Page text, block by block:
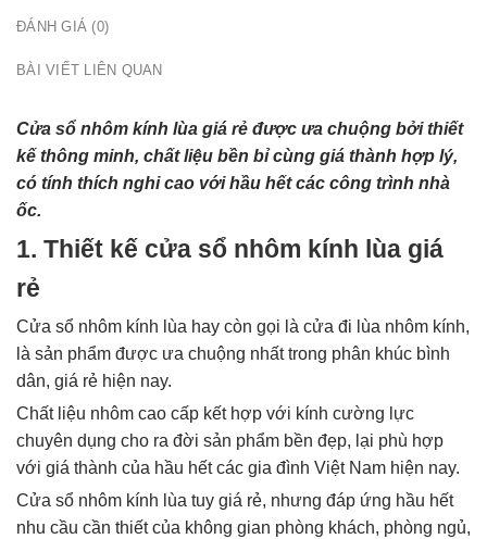
ĐÁNH GIÁ (0)
BÀI VIẾT LIÊN QUAN
Cửa sổ nhôm kính lùa giá rẻ được ưa chuộng bởi thiết
kế thông minh, chất liệu bền bỉ cùng giá thành hợp lý,
có tính thích nghi cao với hầu hết các công trình nhà
ốc.
1. Thiết kế cửa sổ nhôm kính lùa giá
rẻ
Cửa sổ nhôm kính lùa hay còn gọi là cửa đi lùa nhôm kính,
là sản phẩm được ưa chuộng nhất trong phân khúc bình
dân, giá rẻ hiện nay.
Chất liệu nhôm cao cấp kết hợp với kính cường lực
chuyên dụng cho ra đời sản phẩm bền đẹp, lại phù hợp
với giá thành của hầu hết các gia đình Việt Nam hiện nay.
Cửa sổ nhôm kính lùa tuy giá rẻ, nhưng đáp ứng hầu hết
nhu cầu cần thiết của không gian phòng khách, phòng ngủ,